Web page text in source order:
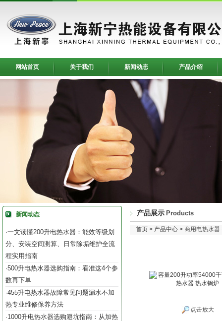
网站首页 关于我们 新闻动态 产品介绍
新闻动态
·一文读懂200升电热水器：能效等级划
分、安装空间测算、日常除垢维护全流
程实用指南
·500升电热水器选购指南：看准这4个参
数再下单
·455升电热水器故障常见问题漏水不加
热专业维修保养方法
·1000升电热水器选购避坑指南：从加热
产品展示 Products
首页 > 产品中心 > 商用电热水器
点击放大